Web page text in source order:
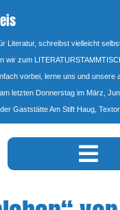
Literatur, schreibst vielleicht
wir zum
vorbei, lerne uns und unsere
letzten Donnerstag im März,
Gaststätte Am Stift Haug,